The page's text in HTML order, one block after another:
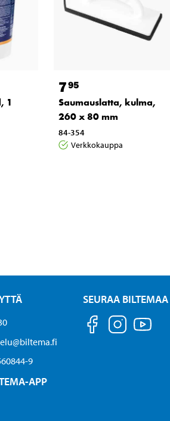
1
795
Saumauslatta, kulma,
260 x 80 mm
84-354
Verkkokauppa
9
APP
SEURAA BILTEMAA